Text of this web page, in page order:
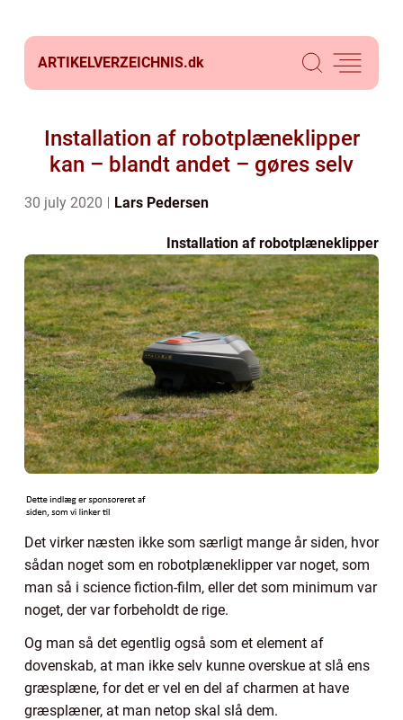
ARTIKELVERZEICHNIS.dk
Installation af robotplæneklipper
kan – blandt andet – gøres selv
30 july 2020 Lars Pedersen
Installation af robotplæneklipper
Det virker næsten ikke som særligt mange år siden, hvor
sådan noget som en robotplæneklipper var noget, som
man så i science fiction-film, eller det som minimum var
noget, der var forbeholdt de rige.
Og man så det egentlig også som et element af
dovenskab, at man ikke selv kunne overskue at slå ens
græsplæne, for det er vel en del af charmen at have
græsplæner, at man netop skal slå dem.